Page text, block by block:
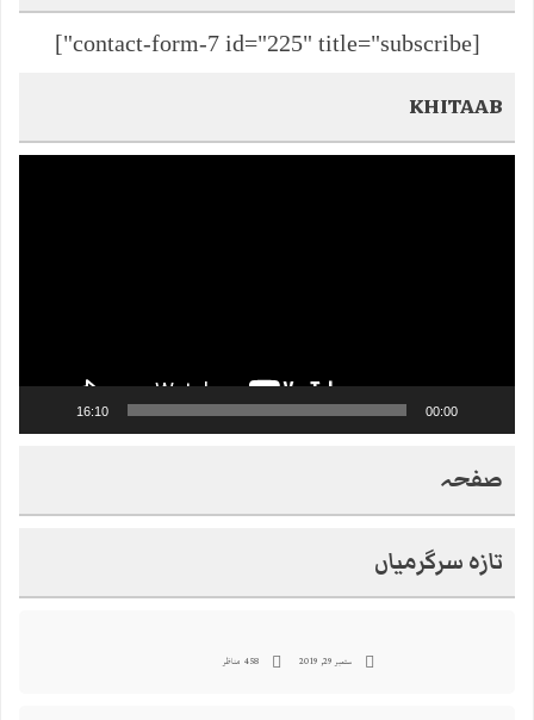
[contact-form-7 id="225" title="subscribe"]
KHITAAB
00:00
16:10
صفحہ
تازہ سرگرمیاں
ستمبر 29, 2019 458 مناظر